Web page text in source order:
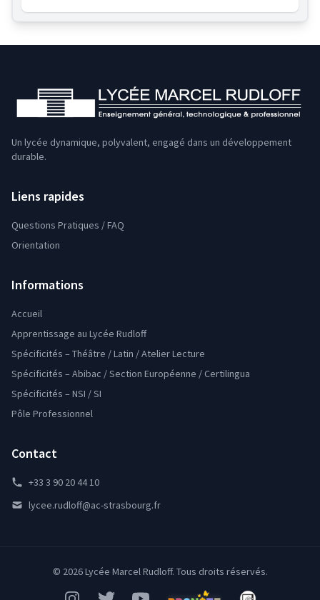
Un lycée dynamique, polyvalent, engagé dans un développement
durable.
Liens rapides
Questions Pratiques / FAQ
Orientation
Informations
Accueil
Apprentissage au Lycée Rudloff
Spécificités – Théâtre / Latin / Atelier Lecture
Spécificités – Abibac / Section Européenne / Certilingua
Spécificités – NSI / SI
Pôle Professionnel
Contact
+33 3 90 20 44 10
lycee.rudloff@ac-strasbourg.fr
© 2026 Lycée Marcel Rudloff. Tous droits réservés.